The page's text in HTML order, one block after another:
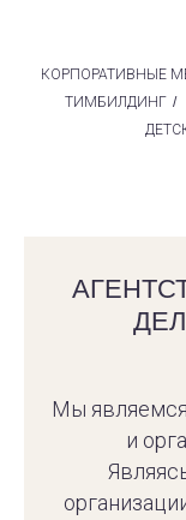
КОРПОРАТИВНЫЕ
ТИМБИЛДИНГ /
Мы
и